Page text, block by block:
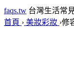
faqs.tw 台灣生活常
首頁 › 美妝彩妝 ›修